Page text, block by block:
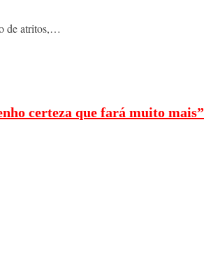
de atritos,…
certeza que fará muito mais”